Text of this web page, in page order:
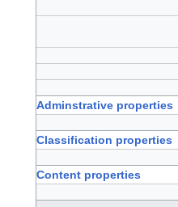
Adminstrative properties
Classification properties
Content properties